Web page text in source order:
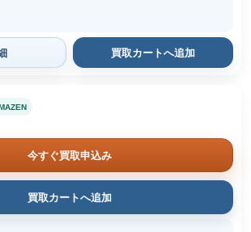
買取カートへ追加
今すぐ買取申込み
買取カートへ追加